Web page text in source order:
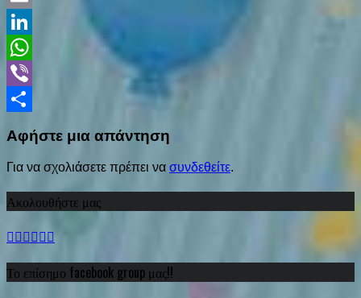
Email
LinkedIn
WhatsApp
Viber
Αφήστε μια απάντηση
Για να σχολιάσετε πρέπει να συνδεθείτε.
Ακολουθήστε μας
Το επίσημο facebook group μας!!